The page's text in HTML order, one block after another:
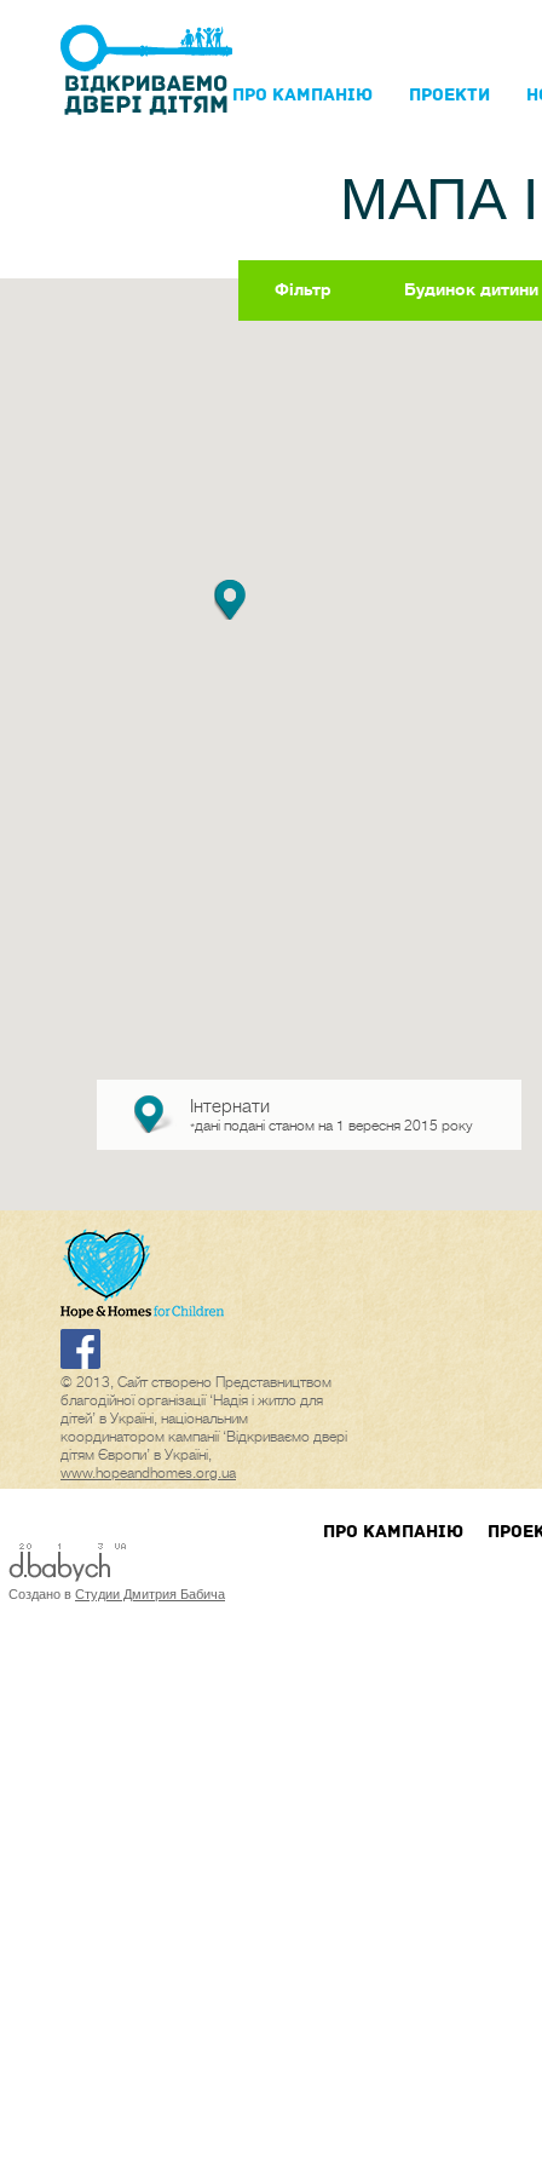
ПРО КАМПАНIЮ ПРОЕКТИ
МАПА
Фільтр Будинок дитини
Інтернати
*дані подані станом на 1 вересня 2015 року
© 2013, Сайт створено Представництвом
благодійної організації ‘Надія і житло для
дітей’ в Україні, національним
координатором кампанії ‘Відкриваємо двері
дітям Європи’ в Україні,
www.hopeandhomes.org.ua
ПРО КАМПАНIЮ
Создано в Студии Дмитрия Бабича